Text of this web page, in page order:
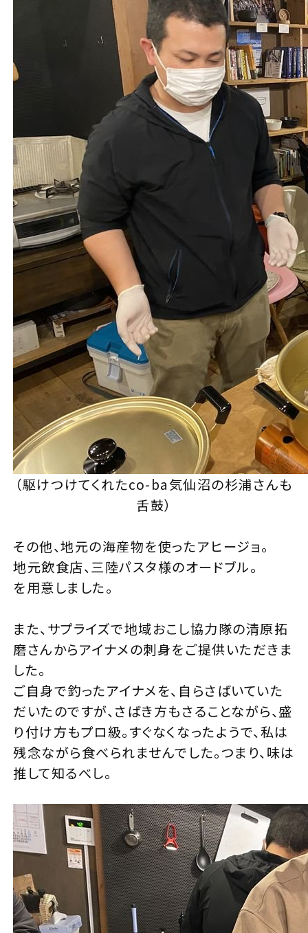
（駆けつけてくれたco-ba気仙沼の杉浦さんも
舌鼓）
その他、地元の海産物を使ったアヒージョ。
地元飲食店、三陸パスタ様のオードブル。
を用意しました。
また、サプライズで地域おこし協力隊の清原拓
磨さんからアイナメの刺身をご提供いただきま
した。
ご自身で釣ったアイナメを、自らさばいていた
だいたのですが、さばき方もさることながら、盛
り付け方もプロ級。すぐなくなったようで、私は
残念ながら食べられませんでした。つまり、味は
推して知るべし。